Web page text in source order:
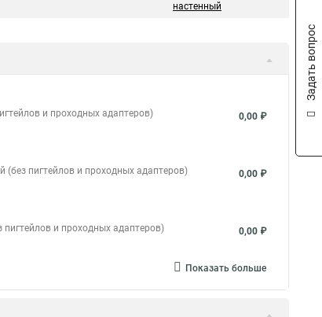
настенный
и проходных адаптеров) 0,00 ₽
(без пигтейлов и проходных адаптеров) 0,00 ₽
пигтейлов и проходных адаптеров) 0,00 ₽
Показать больше
Задать вопрос